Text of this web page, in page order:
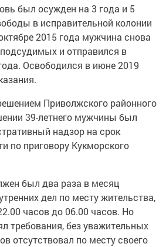
был осужден на 3 года и 5
в исправительной колонии
2015 года мужчина снова
и отправился в
Освободился в июне 2019
Приволжского районного
39-летнего мужчины был
надзор на срок
по приговору Кукморского
был два раза в месяц
дел по месту жительства,
часов до 06.00 часов. Но
требования, без уважительных
отсутствовал по месту своего